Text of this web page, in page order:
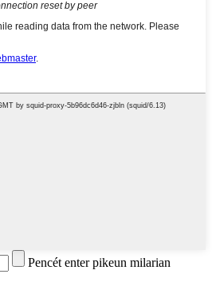
Pencét enter pikeun milarian